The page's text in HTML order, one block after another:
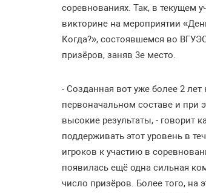
соревнованиях. Так, в текущем
викторине на мероприятии
Когда?», состоявшемся во
призёров, заняв 3е место.
- Созданная вот уже более 2
первоначальном составе и при
высокие результаты, - говорит
поддерживать этот уровень в
игроков к участию в
появилась ещё одна сильная
число призёров. Более того, на